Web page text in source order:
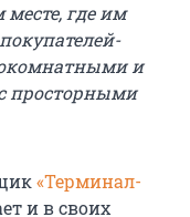
месте, где им
и
просторными
«Терминал-
и в своих